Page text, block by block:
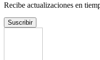
Recibe actualizaciones en
Suscribir